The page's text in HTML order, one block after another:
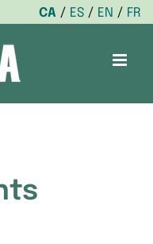
CA ES EN
FR